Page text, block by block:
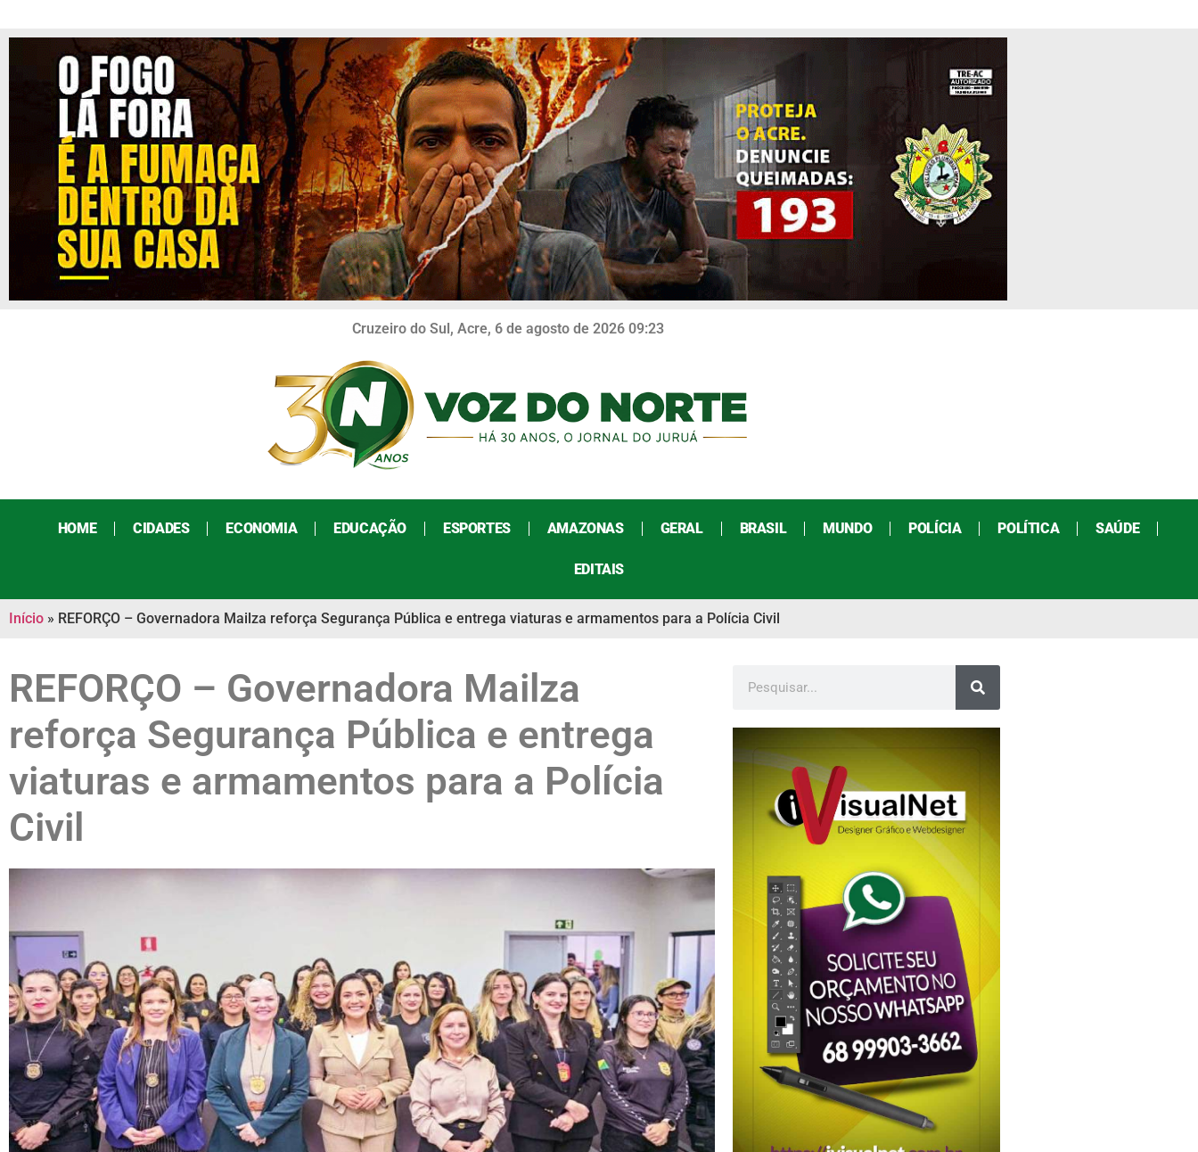
Cruzeiro do Sul, Acre, 6 de agosto de 2026 09:23
HOME CIDADES ECONOMIA EDUCAÇÃO ESPORTES AMAZONAS GERAL BRASIL MUNDO POLÍCIA POLÍTICA SAÚDE
EDITAIS
Início » REFORÇO – Governadora Mailza reforça Segurança Pública e entrega viaturas e armamentos para a Polícia Civil
REFORÇO – Governadora Mailza
reforça Segurança Pública e entrega
viaturas e armamentos para a Polícia
Civil